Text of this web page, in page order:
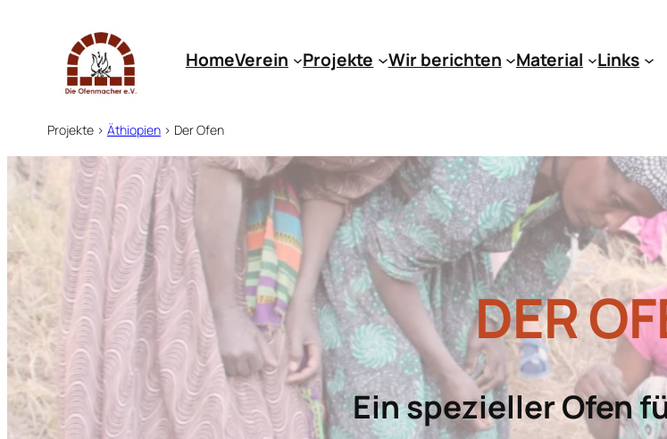
springen
HomeVerein Projekte Wir berichten Material Links
Projekte > Äthiopien > Der Ofen
DER
Ein spezieller Ofen